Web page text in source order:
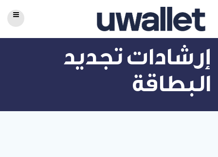
إرشادات تجديد
البطاقة